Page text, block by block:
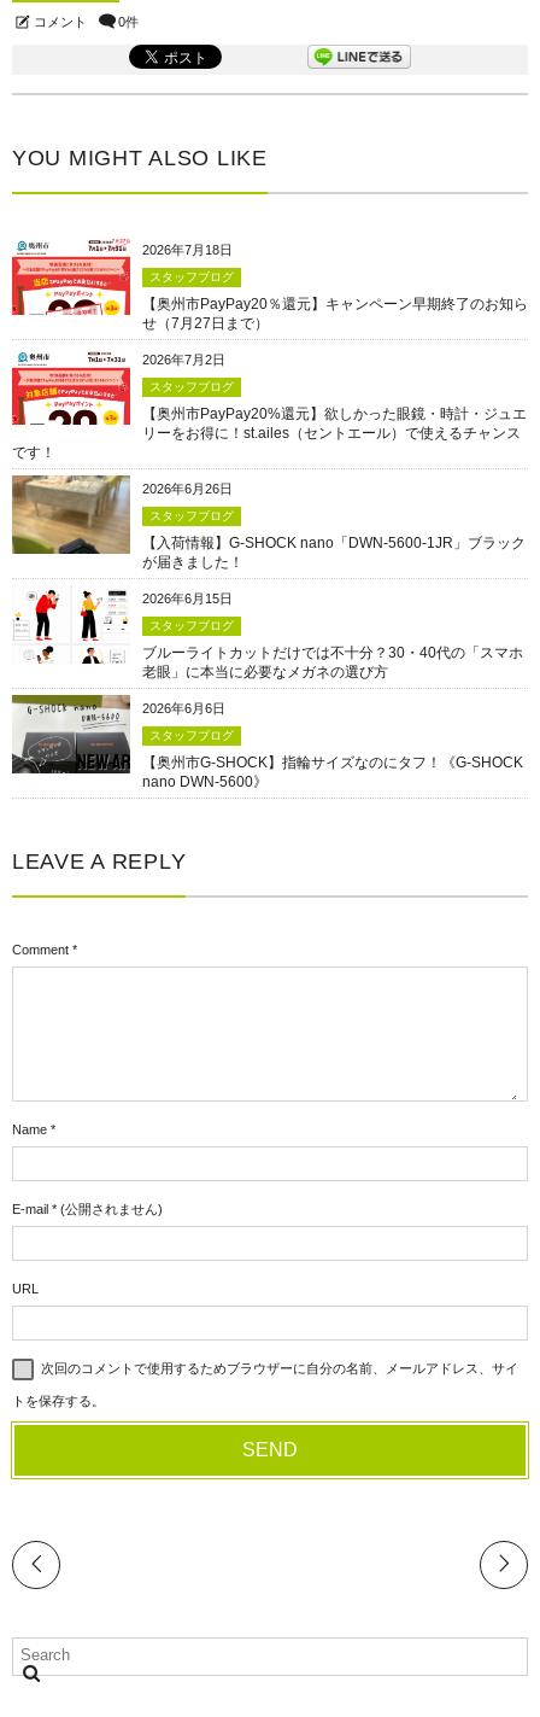
コメント 0件
YOU MIGHT ALSO LIKE
2026年7月18日
スタッフブログ
【奥州市PayPay20％還元】キャンペーン早期終了のお知ら
せ（7月27日まで）
2026年7月2日
スタッフブログ
【奥州市PayPay20%還元】欲しかった眼鏡・時計・ジュエ
リーをお得に！st.ailes（セントエール）で使えるチャンス
です！
2026年6月26日
スタッフブログ
【入荷情報】G-SHOCK nano「DWN-5600-1JR」ブラック
が届きました！
2026年6月15日
スタッフブログ
ブルーライトカットだけでは不十分？30・40代の「スマホ
老眼」に本当に必要なメガネの選び方
2026年6月6日
スタッフブログ
【奥州市G-SHOCK】指輪サイズなのにタフ！《G-SHOCK
nano DWN-5600》
LEAVE A REPLY
Comment *
Name *
E-mail * (公開されません)
URL
次回のコメントで使用するためブラウザーに自分の名前、メールアドレス、サイ
トを保存する。